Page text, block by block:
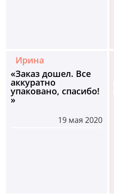
Ирина
«Заказ дошел. Все
аккуратно
упаковано, спасибо!
»
19 мая 2020